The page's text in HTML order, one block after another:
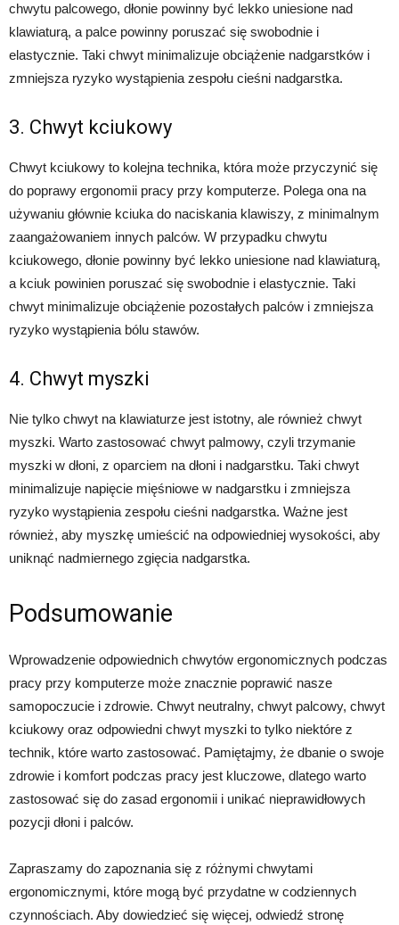
chwytu palcowego, dłonie powinny być lekko uniesione nad
klawiaturą, a palce powinny poruszać się swobodnie i
elastycznie. Taki chwyt minimalizuje obciążenie nadgarstków i
zmniejsza ryzyko wystąpienia zespołu cieśni nadgarstka.
3. Chwyt kciukowy
Chwyt kciukowy to kolejna technika, która może przyczynić się
do poprawy ergonomii pracy przy komputerze. Polega ona na
używaniu głównie kciuka do naciskania klawiszy, z minimalnym
zaangażowaniem innych palców. W przypadku chwytu
kciukowego, dłonie powinny być lekko uniesione nad klawiaturą,
a kciuk powinien poruszać się swobodnie i elastycznie. Taki
chwyt minimalizuje obciążenie pozostałych palców i zmniejsza
ryzyko wystąpienia bólu stawów.
4. Chwyt myszki
Nie tylko chwyt na klawiaturze jest istotny, ale również chwyt
myszki. Warto zastosować chwyt palmowy, czyli trzymanie
myszki w dłoni, z oparciem na dłoni i nadgarstku. Taki chwyt
minimalizuje napięcie mięśniowe w nadgarstku i zmniejsza
ryzyko wystąpienia zespołu cieśni nadgarstka. Ważne jest
również, aby myszkę umieścić na odpowiedniej wysokości, aby
uniknąć nadmiernego zgięcia nadgarstka.
Podsumowanie
Wprowadzenie odpowiednich chwytów ergonomicznych podczas
pracy przy komputerze może znacznie poprawić nasze
samopoczucie i zdrowie. Chwyt neutralny, chwyt palcowy, chwyt
kciukowy oraz odpowiedni chwyt myszki to tylko niektóre z
technik, które warto zastosować. Pamiętajmy, że dbanie o swoje
zdrowie i komfort podczas pracy jest kluczowe, dlatego warto
zastosować się do zasad ergonomii i unikać nieprawidłowych
pozycji dłoni i palców.
Zapraszamy do zapoznania się z różnymi chwytami
ergonomicznymi, które mogą być przydatne w codziennych
czynnościach. Aby dowiedzieć się więcej, odwiedź stronę